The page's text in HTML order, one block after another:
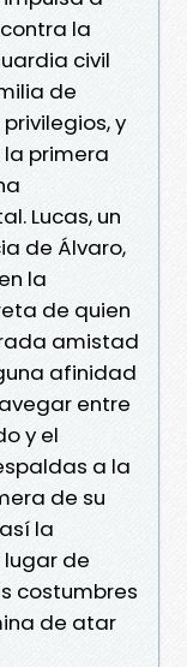
la
civil
de
y
primera
Lucas, un
de Álvaro,
la
de quien
amistad
afinidad
entre
y el
a la
de su
la
de
costumbres
de atar